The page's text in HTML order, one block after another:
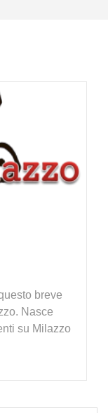
breve
Nasce
su Milazzo